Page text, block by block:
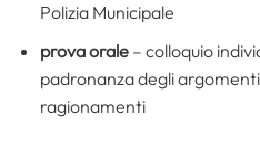
Polizia Municipale
prova orale– colloquio
padronanza degli
ragionamenti